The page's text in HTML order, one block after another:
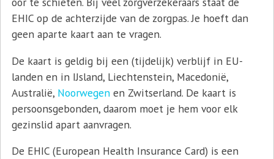
EHIC op de achterzijde van de zorgpas. Je hoeft dan
geen aparte kaart aan te vragen.
De kaart is geldig bij een (tijdelijk) verblijf in EU-
landen en in IJsland, Liechtenstein, Macedonië,
Australië, Noorwegenen Zwitserland. De kaart is
persoonsgebonden, daarom moet je hem voor elk
gezinslid apart aanvragen.
De EHIC (European Health Insurance Card) is een